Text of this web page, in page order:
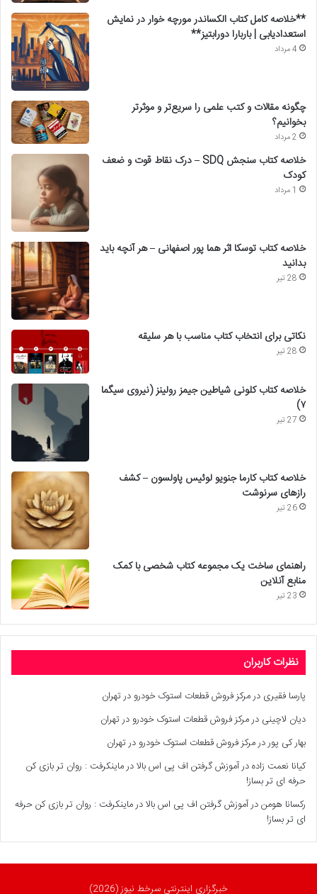
**خلاصه کامل کتاب الکساندر مورچه خوار در نمایش
استعدادیابی | باربارا دورابتیز**
4 مرداد
چگونه مقالات و کتب علمی را سریع‌تر و موثرتر
بخوانیم؟
2 مرداد
خلاصه کتاب سنجش SDQ – درک نقاط قوت و ضعف
کودک
1 مرداد
خلاصه کتاب توسکا اثر هما پور اصفهانی – هر آنچه باید
بدانید
28 تیر
نکاتی برای انتخاب کتاب مناسب با هر سلیقه
28 تیر
خلاصه کتاب کلونی شیاطین جیمز رولینز (نیروی سیگما
۷)
27 تیر
خلاصه کتاب کارما جنویو لوئیس پاولسون – کشف
رازهای سرنوشت
26 تیر
راهنمای ساخت یک مجموعه کتاب شخصی با کمک
منابع آنلاین
23 تیر
نظرات کاربران
پارسا فقیری درمرکز فروش قطعات استوک خودرو در تهران
دیان لاچینی درمرکز فروش قطعات استوک خودرو در تهران
بهار کی پوردرمرکز فروش قطعات استوک خودرو در تهران
کیانا نعمت زادهدرآموزش گرفتن اف پی اس بالا در ماینکرفت : روان تر بازی کن
حرفه ای تر بساز!
رکسانا هومندرآموزش گرفتن اف پی اس بالا در ماینکرفت : روان تر بازی کن حرفه
ای تر بساز!
خبرگزاری اینترنتی سرخط نیوز (2026)